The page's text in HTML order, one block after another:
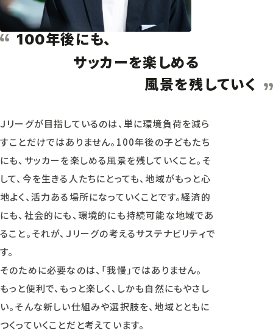
100年後にも、
サッカーを楽しめる
風景を残していく
Ｊリーグが目指しているのは、単に環境負荷を減ら
すことだけではありません。100年後の子どもたち
にも、サッカーを楽しめる風景を残していくこと。そ
して、今を生きる人たちにとっても、地域がもっと心
地よく、活力ある場所になっていくことです。経済的
にも、社会的にも、環境的にも持続可能な地域であ
ること。それが、Ｊリーグの考えるサステナビリティで
す。
そのために必要なのは、「我慢」ではありません。
もっと便利で、もっと楽しく、しかも自然にもやさし
い。そんな新しい仕組みや選択肢を、地域とともに
つくっていくことだと考えています。